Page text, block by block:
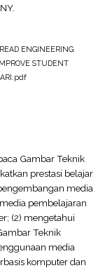
ENGINEERING
STUDENT
Gambar Teknik
prestasi belajar
media
pembelajaran
(2) mengetahui
Teknik
media
komputer dan